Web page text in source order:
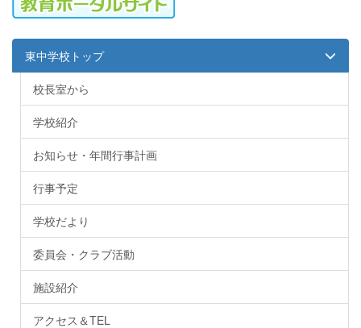
東中学校トップ
校長室から
学校紹介
お知らせ・年間行事計画
行事予定
学校だより
委員会・クラブ活動
施設紹介
アクセス＆TEL